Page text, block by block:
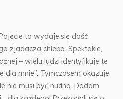
to wydaje się dość
zjadacza chleba. Spektakle,
– wielu ludzi identyfikuje te
dla mnie”. Tymczasem okazuje
nie musi być nudna. Dodam